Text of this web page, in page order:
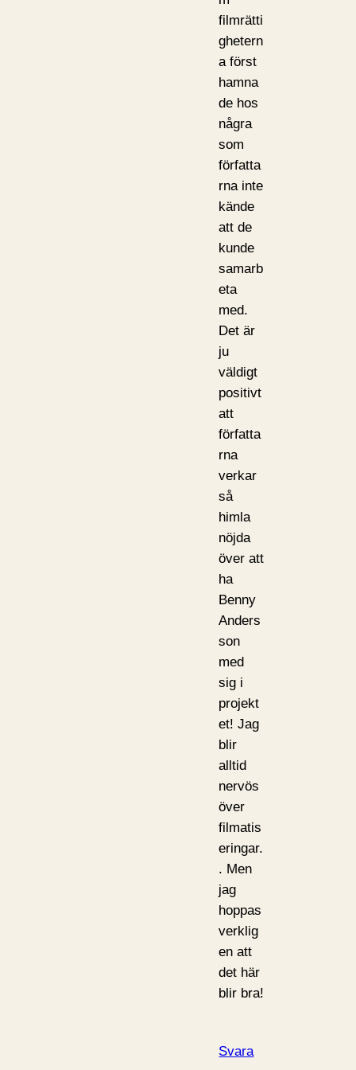
filmrätti
ghetern
a först
hamna
de hos
några
som
författa
rna inte
kände
att de
kunde
samarb
eta
med.
Det är
ju
väldigt
positivt
att
författa
rna
verkar
så
himla
nöjda
över att
ha
Benny
Anders
son
med
sig i
projekt
et! Jag
blir
alltid
nervös
över
filmatis
eringar.
. Men
jag
hoppas
verklig
en att
det här
blir bra!
Svara